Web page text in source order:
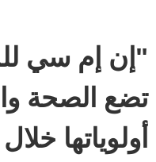
"إن إم سي
تضع الصحة
أولوياتها